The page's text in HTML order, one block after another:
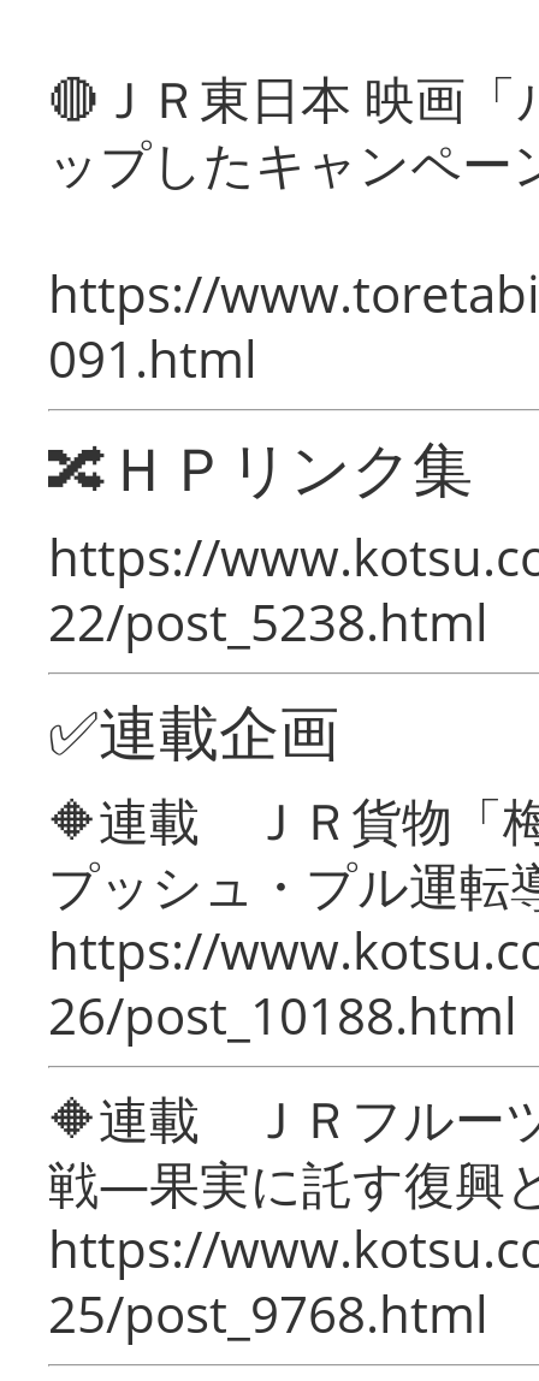
🔴ＪＲ東日本 映画
ップしたキャンペー
https://
091.html
🔀ＨＰリンク集
https://
22/post_5238.html
✅連載企画
🔶連載 ＪＲ貨物「
プッシュ・プル運転
https://
26/post_10188.html
🔶連載 ＪＲフルー
戦―果実に託す復興
https://
25/post_9768.html